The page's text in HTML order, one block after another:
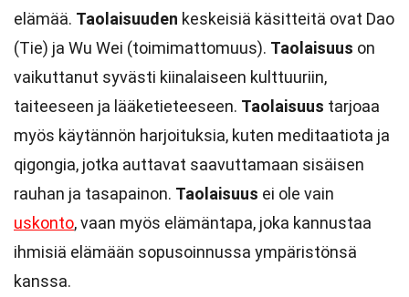
elämää. Taolaisuuden keskeisiä käsitteitä ovat Dao
(Tie) ja Wu Wei (toimimattomuus). Taolaisuus on
vaikuttanut syvästi kiinalaiseen kulttuuriin,
taiteeseen ja lääketieteeseen. Taolaisuus tarjoaa
myös käytännön harjoituksia, kuten meditaatiota ja
qigongia, jotka auttavat saavuttamaan sisäisen
rauhan ja tasapainon. Taolaisuus ei ole vain
uskonto, vaan myös elämäntapa, joka kannustaa
ihmisiä elämään sopusoinnussa ympäristönsä
kanssa.